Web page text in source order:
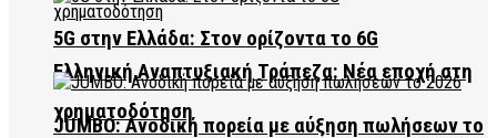
Ελληνική Αναπτυξιακή Τράπεζα: Νέα εποχή στη
χρηματοδότηση
5G στην Ελλάδα: Στον ορίζοντα το 6G
JUMBO: Ανοδική πορεία με αύξηση πωλήσεων το